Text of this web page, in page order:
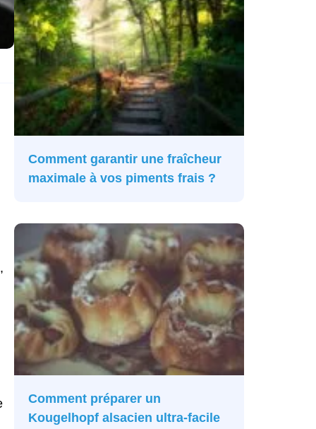
Comment garantir une fraîcheur
maximale à vos piments frais ?
Comment préparer un
Kougelhopf alsacien ultra-facile